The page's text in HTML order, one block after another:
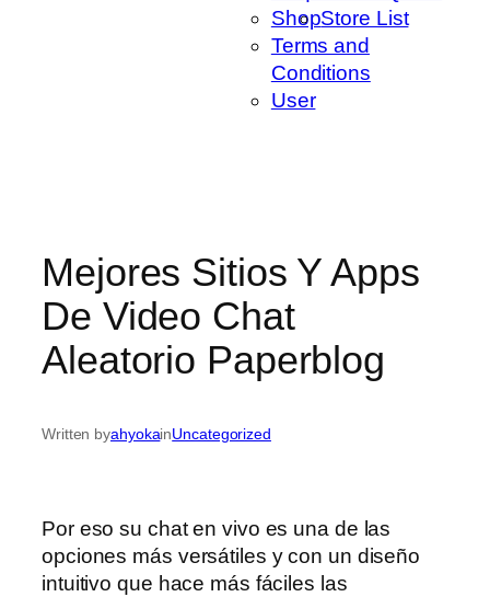
ShopStore List
Terms and
Conditions
User
Mejores Sitios Y Apps
De Video Chat
Aleatorio Paperblog
Written byahyokainUncategorized
Por eso su chat en vivo es una de las
opciones más versátiles y con un diseño
intuitivo que hace más fáciles las